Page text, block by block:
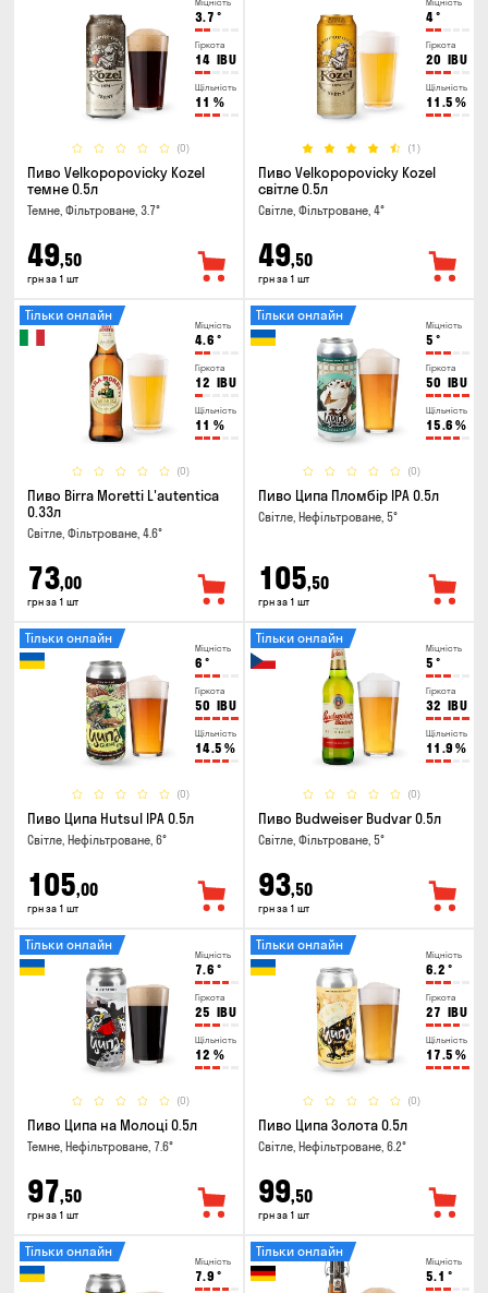
Міцність
3.7 °
Гіркота
14 IBU
Щільність
11 %
(0)
Пиво Velkopopovicky Kozel
темне 0.5л
Темне, Фільтроване, 3.7°
49,50
грн за 1 шт
Міцність
4°
Гіркота
20 IBU
Щільність
11.5 %
(1)
Пиво Velkopopovicky Kozel
світле 0.5л
Світле, Фільтроване, 4°
49,50
грн за 1 шт
Міцність
4.6 °
Гіркота
12 IBU
Щільність
11 %
(0)
Тільки онлайн
Пиво Birra Moretti L'autentica
0.33л
Світле, Фільтроване, 4.6°
73,00
грн за 1 шт
Міцність
5 °
Гіркота
50 IBU
Щільність
15.6 %
(0)
Тільки онлайн
Пиво Ципа Пломбір IPA 0.5л
Світле, Нефільтроване, 5°
105,50
грн за 1 шт
Міцність
6 °
Гіркота
50 IBU
Щільність
14.5 %
(0)
Тільки онлайн
Пиво Ципа Hutsul IPA 0.5л
Світле, Нефільтроване, 6°
105,00
грн за 1 шт
Міцність
5 °
Гіркота
32 IBU
Щільність
11.9 %
(0)
Тільки онлайн
Пиво Budweiser Budvar 0.5л
Світле, Фільтроване, 5°
93,50
грн за 1 шт
Міцність
7.6 °
Гіркота
25 IBU
Щільність
12 %
(0)
Тільки онлайн
Пиво Ципа на Молоці 0.5л
Темне, Нефільтроване, 7.6°
97,50
грн за 1 шт
Міцність
6.2 °
Гіркота
27 IBU
Щільність
17.5 %
(0)
Тільки онлайн
Пиво Ципа Золота 0.5л
Світле, Нефільтроване, 6.2°
99,50
грн за 1 шт
Міцність
7.9 °
Тільки онлайн
Міцність
5.1 °
Тільки онлайн